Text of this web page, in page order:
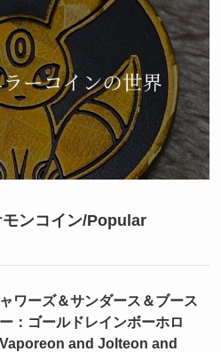
ンコイン/Popular
ワーズ＆サンダース＆ブース
：ゴールドレインボーホロ
Vaporeon and Jolteon and